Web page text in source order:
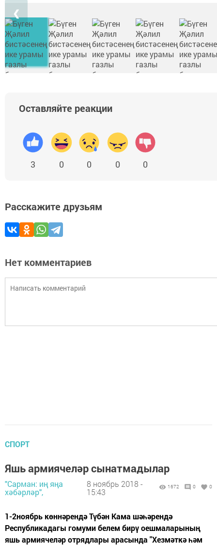
❮
Оставляйте реакции
3 0 0 0 0
Расскажите друзьям
Нет комментариев
СПОРТ
Яшь армиячеләр сынатмадылар
"Сарман: иң яңа
хәбәрләр",
8 ноябрь 2018 -
15:43
1672 0 0
1-2ноябрь көннәрендә Түбән Кама шәһәрендә
Республикадагы гомуми белем бирү оешмаларының
яшь армиячеләр отрядлары арасында "Хезмәткә һәм